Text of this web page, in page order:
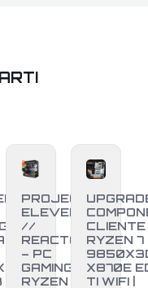
•
PROJECT
ELEVEN
//
REACTOR
– PC
GAMING
RYZEN 7
CLIENTE
RYZEN 7
X870E
TI WIFI |